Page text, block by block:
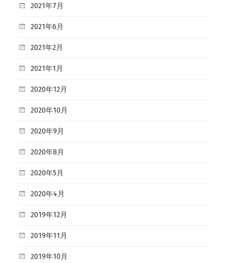
2021年7月
2021年6月
2021年2月
2021年1月
2020年12月
2020年10月
2020年9月
2020年8月
2020年5月
2020年4月
2019年12月
2019年11月
2019年10月